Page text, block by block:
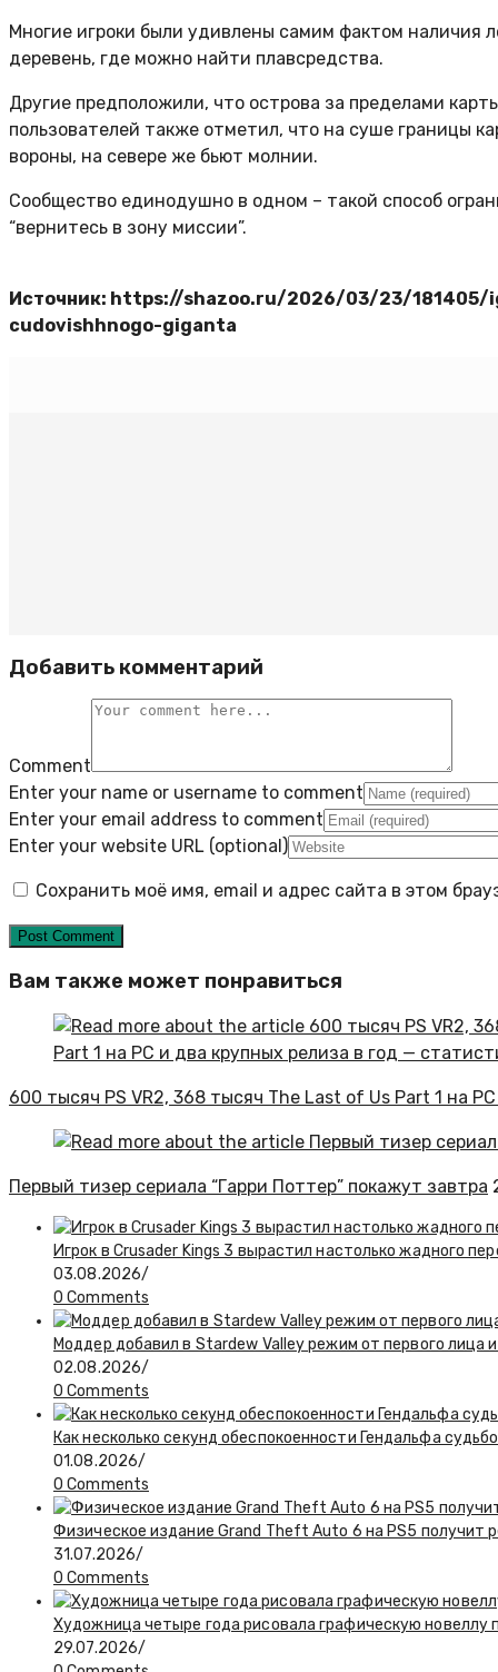
Многие игроки были удивлены самим фактом наличия
деревень, где можно найти плавсредства.
Другие предположили, что острова за пределами
пользователей также отметил, что на суше границы
вороны, на севере же бьют молнии.
Сообщество единодушно в одном – такой способ
“вернитесь в зону миссии”.
Источник: https://shazoo.ru/2026/03/23/
cudovishhnogo-giganta
Добавить комментарий
Comment
Enter your name or username to comment
Enter your email address to comment
Enter your website URL (optional)
Сохранить моё имя, email и адрес сайта в этом
Вам также может понравиться
600 тысяч PS VR2, 368 тысяч The Last of Us Part 1 на
Первый тизер сериала “Гарри Поттер” покажут завтра
Игрок в Crusader Kings 3 вырастил настолько жадного
03.08.2026/
0 Comments
Моддер добавил в Stardew Valley режим от первого лица
02.08.2026/
0 Comments
Как несколько секунд обеспокоенности Гендальфа
01.08.2026/
0 Comments
Физическое издание Grand Theft Auto 6 на PS5 получит
31.07.2026/
0 Comments
Художница четыре года рисовала графическую новеллу
29.07.2026/